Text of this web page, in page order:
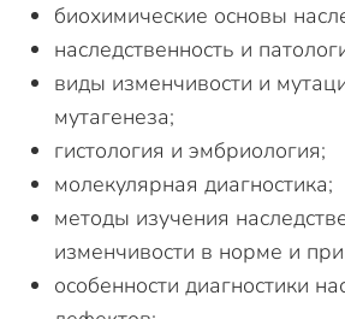
биохимические основы
наследственность и
виды изменчивости и
мутагенеза;
гистология и эмбриология;
молекулярная диагностика;
методы изучения
изменчивости в норме и
особенности диагностики